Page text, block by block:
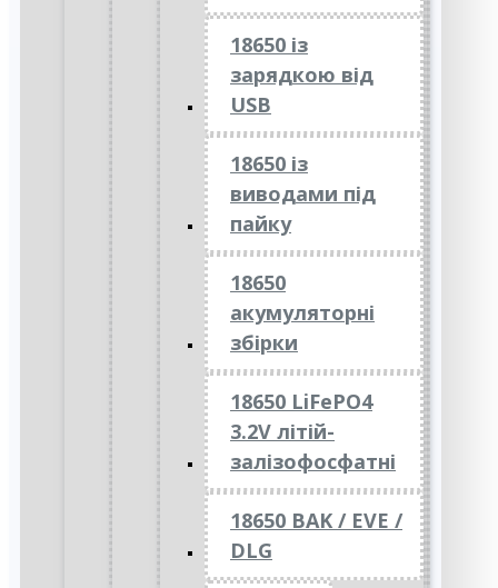
18650 із
зарядкою від
USB
18650 із
виводами під
пайку
18650
акумуляторні
збірки
18650 LiFePO4
3.2V літій-
залізофосфатні
18650 BAK / EVE /
DLG